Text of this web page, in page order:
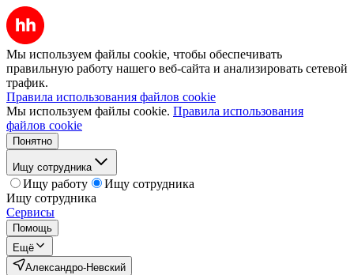
Мы используем файлы cookie, чтобы обеспечивать
правильную работу нашего веб-сайта и анализировать сетевой
трафик.
Правила использования файлов cookie
Мы используем файлы cookie. Правила использования
файлов cookie
Понятно
Ищу сотрудника
Ищу работу
Ищу сотрудника
Ищу сотрудника
Сервисы
Помощь
Ещё
Александро-Невский